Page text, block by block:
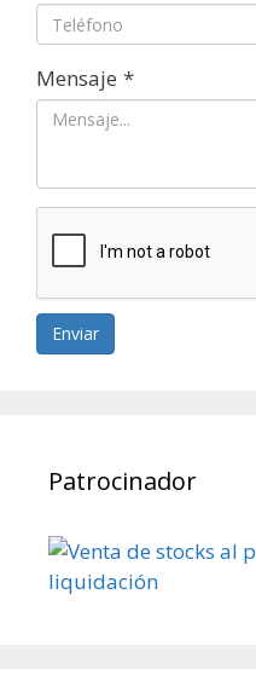
Mensaje *
Enviar
Patrocinador